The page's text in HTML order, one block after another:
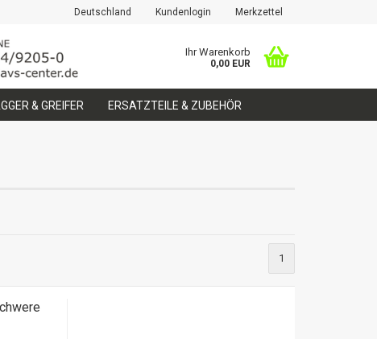
Deutschland Kundenlogin Merkzettel
Ihr Warenkorb
0,00 EUR
& GREIFER ERSATZTEILE & ZUBEHÖR
1